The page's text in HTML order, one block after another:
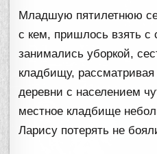
Младшую пятилетнюю
с кем, пришлось взять с
занимались уборкой,
кладбищу,
деревни с населением
местное кладбище
Ларису потерять не